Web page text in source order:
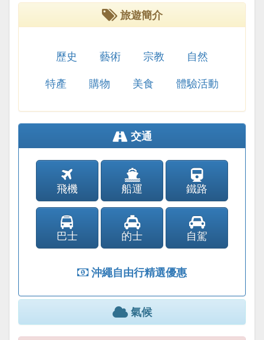
旅遊簡介
歷史 藝術 宗教
自然
特產
購物 美食 體驗活動
交通
飛機 船運 鐵路
巴士 的士 自駕
沖繩自由行精選優惠
氣候